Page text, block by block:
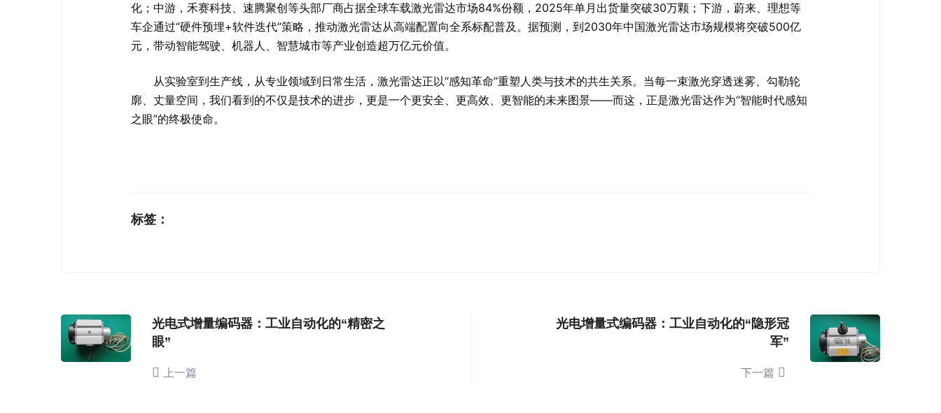
化；中游，禾赛科技、速腾聚创等头部厂商占据全球车载激光雷达市场84%份额，2025年单月出货量突破30万颗；下游，蔚来、理想等
车企通过“硬件预埋+软件迭代”策略，推动激光雷达从高端配置向全系标配普及。据预测，到2030年中国激光雷达市场规模将突破500亿
元，带动智能驾驶、机器人、智慧城市等产业创造超万亿元价值。
从实验室到生产线，从专业领域到日常生活，激光雷达正以“感知革命”重塑人类与技术的共生关系。当每一束激光穿透迷雾、勾勒轮
廓、丈量空间，我们看到的不仅是技术的进步，更是一个更安全、更高效、更智能的未来图景——而这，正是激光雷达作为“智能时代感知
之眼”的终极使命。
标签：
光电式增量编码器：工业自动化的“精密之
眼”
上一篇
光电增量式编码器：工业自动化的“隐形冠
军”
下一篇